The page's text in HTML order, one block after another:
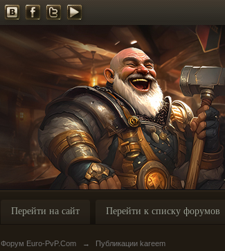
Перейти на сайт Перейти к списку форумов
Форум Euro-PvP.Com → Публикации kareem